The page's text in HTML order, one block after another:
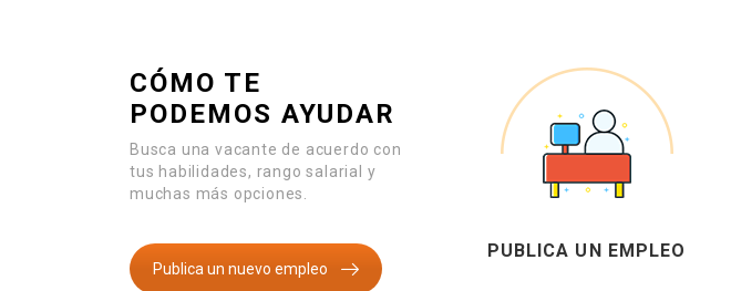
CÓMO TE
PODEMOS AYUDAR
Busca una vacante de acuerdo con
tus habilidades, rango salarial y
muchas más opciones.
Publica un nuevo empleo
PUBLICA UN EMPLEO